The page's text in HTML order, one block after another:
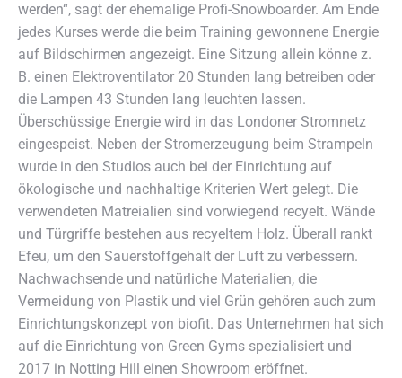
werden“, sagt der ehemalige Profi-Snowboarder. Am Ende
jedes Kurses werde die beim Training gewonnene Energie
auf Bildschirmen angezeigt. Eine Sitzung allein könne z.
B. einen Elektroventilator 20 Stunden lang betreiben oder
die Lampen 43 Stunden lang leuchten lassen.
Überschüssige Energie wird in das Londoner Stromnetz
eingespeist. Neben der Stromerzeugung beim Strampeln
wurde in den Studios auch bei der Einrichtung auf
ökologische und nachhaltige Kriterien Wert gelegt. Die
verwendeten Matreialien sind vorwiegend recyelt. Wände
und Türgriffe bestehen aus recyeltem Holz. Überall rankt
Efeu, um den Sauerstoffgehalt der Luft zu verbessern.
Nachwachsende und natürliche Materialien, die
Vermeidung von Plastik und viel Grün gehören auch zum
Einrichtungskonzept von biofit. Das Unternehmen hat sich
auf die Einrichtung von Green Gyms spezialisiert und
2017 in Notting Hill einen Showroom eröffnet.